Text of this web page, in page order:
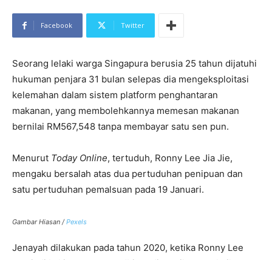
Facebook Twitter
Seorang lelaki warga Singapura berusia 25 tahun dijatuhi
hukuman penjara 31 bulan selepas dia mengeksploitasi
kelemahan dalam sistem platform penghantaran
makanan, yang membolehkannya memesan makanan
bernilai RM567,548 tanpa membayar satu sen pun.
Menurut Today Online, tertuduh, Ronny Lee Jia Jie,
mengaku bersalah atas dua pertuduhan penipuan dan
satu pertuduhan pemalsuan pada 19 Januari.
Gambar Hiasan /Pexels
Jenayah dilakukan pada tahun 2020, ketika Ronny Lee